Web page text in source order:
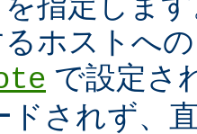
ホストへ
で設定さ
ドされず、